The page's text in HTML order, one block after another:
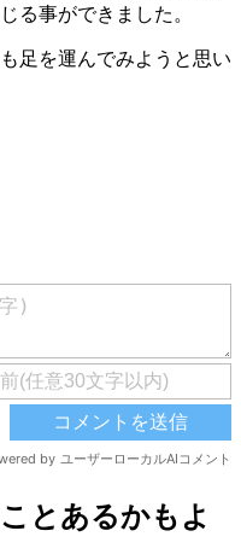
る事ができました。
足を運んでみようと思い